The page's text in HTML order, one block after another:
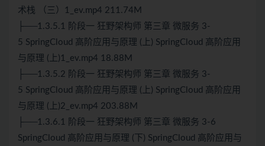
术栈 （三）1_ev.mp4 211.74M
├──1.3.5.1 阶段一 狂野架构师 第三章 微服务 3-
5 SpringCloud 高阶应用与原理 (上) SpringCloud 高阶应用
与原理 (上)1_ev.mp4 18.88M
├──1.3.5.2 阶段一 狂野架构师 第三章 微服务 3-
5 SpringCloud 高阶应用与原理 (上) SpringCloud 高阶应用
与原理 (上)2_ev.mp4 203.88M
├──1.3.6.1 阶段一 狂野架构师 第三章 微服务 3-6
SpringCloud 高阶应用与原理 (下) SpringCloud 高阶应用与